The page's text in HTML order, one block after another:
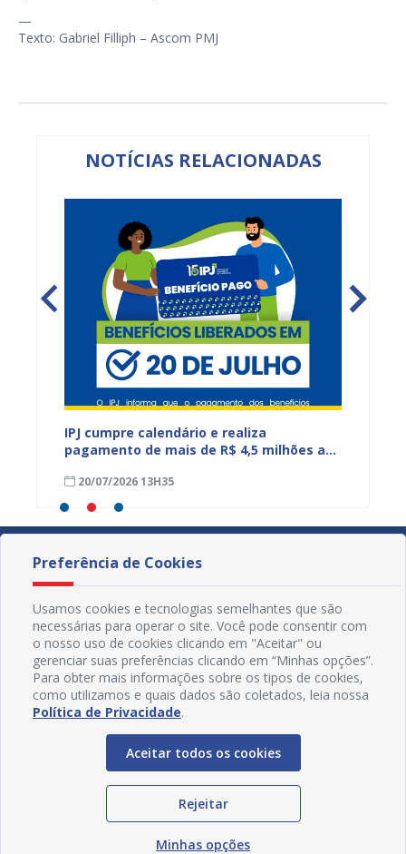
—
Texto: Gabriel Filliph – Ascom PMJ
NOTÍCIAS RELACIONADAS
IPJ cumpre calendário e realiza
pagamento de mais de R$ 4,5 milhões a
20/07/2026 13H35
Redes Sociais
Preferência de Cookies
Usamos cookies e tecnologias semelhantes que são
necessárias para operar o site. Você pode consentir com
o nosso uso de cookies clicando em "Aceitar" ou
gerenciar suas preferências clicando em “Minhas opções”.
Para obter mais informações sobre os tipos de cookies,
como utilizamos e quais dados são coletados, leia nossa
Política de Privacidade.
Aceitar todos os cookies
Rejeitar
Minhas opções